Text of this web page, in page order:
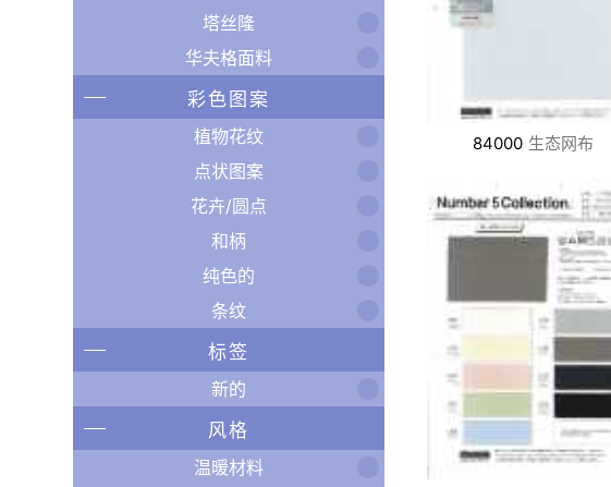
塔丝隆
华夫格面料
彩色图案
植物花纹
点状图案
花卉/圆点
和柄
纯色的
条纹
标签
新的
风格
温暖材料
84000 生态网布